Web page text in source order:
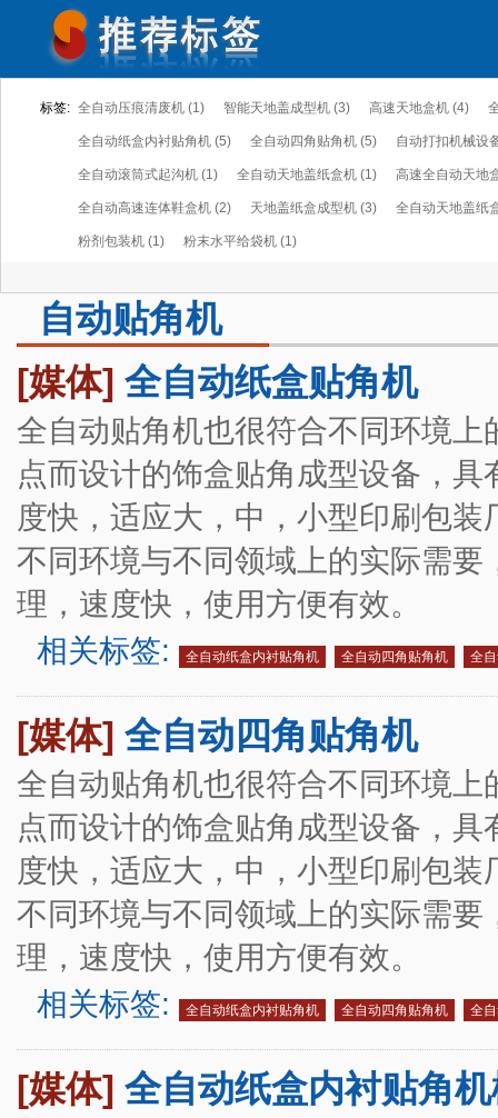
标签: 全自动压痕清废机 (1) 智能天地盖成型机 (3) 高速天地盒机 (4)
全自动纸盒内衬贴角机 (5) 全自动四角贴角机 (5) 自动打扣机械设
全自动滚筒式起沟机 (1) 全自动天地盖纸盒机 (1) 高速全自动天地
全自动高速连体鞋盒机 (2) 天地盖纸盒成型机 (3) 全自动天地盖纸
粉剂包装机 (1) 粉末水平给袋机 (1)
自动贴角机
[媒体] 全自动纸盒贴角机
全自动贴角机也很符合不同环境
点而设计的饰盒贴角成型设备，
度快，适应大，中，小型印刷包
不同环境与不同领域上的实际需
理，速度快，使用方便有效。
相关标签:
全自动纸盒内衬贴角机 全自动四角贴角机 全
[媒体] 全自动四角贴角机
全自动贴角机也很符合不同环境
点而设计的饰盒贴角成型设备，
度快，适应大，中，小型印刷包
不同环境与不同领域上的实际需
理，速度快，使用方便有效。
相关标签:
全自动纸盒内衬贴角机 全自动四角贴角机 全
[媒体] 全自动纸盒内衬贴角